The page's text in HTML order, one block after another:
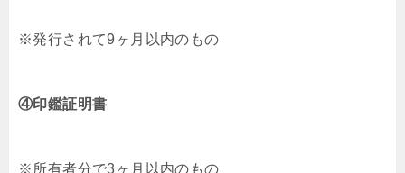
※発行されて9ヶ月以内のもの
④印鑑証明書
※所有者分で3ヶ月以内のもの